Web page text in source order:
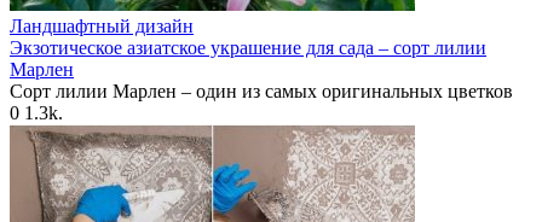
Ландшафтный дизайн
Экзотическое азиатское украшение для сада – сорт лилии
Марлен
Сорт лилии Марлен – один из самых оригинальных цветков
0 1.3k.